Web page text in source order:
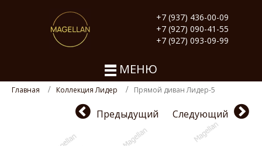
+7 (937) 436-00-09
+7 (927) 090-41-55
+7 (927) 093-09-99
МЕНЮ
Главная Коллекция Лидер Прямой диван Лидер-5
Предыдущий Следующий